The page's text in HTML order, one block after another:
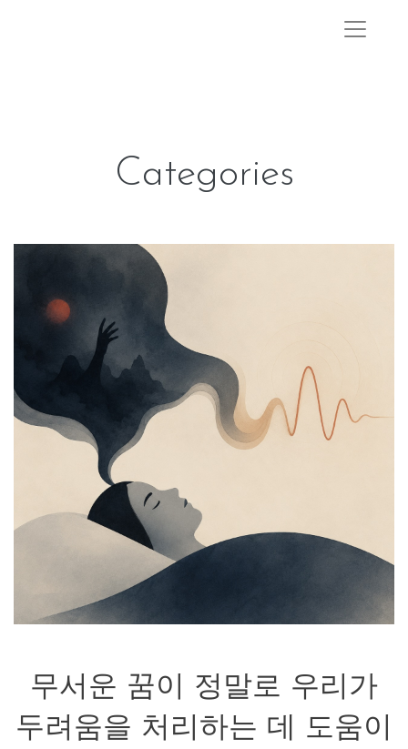
Categories
무서운 꿈이 정말로 우리가
두려움을 처리하는 데 도움이